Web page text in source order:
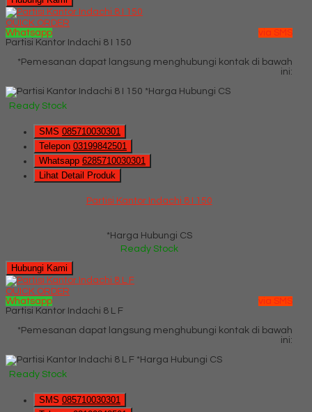
QUICK ORDER
Whatsapp
via SMS
Partisi Kantor Indachi 8 I 150
*Pemesanan dapat langsung menghubungi kontak di bawah
ini:
*Harga Hubungi CS
Ready Stock
SMS 085710030301
Telepon 03199842501
Whatsapp 6285710030301
Lihat Detail Produk
Partisi Kantor Indachi 8 I 150
*Harga Hubungi CS
Ready Stock
Hubungi Kami
QUICK ORDER
Whatsapp
via SMS
Partisi Kantor Indachi 8 L F
*Pemesanan dapat langsung menghubungi kontak di bawah
ini:
*Harga Hubungi CS
Ready Stock
SMS 085710030301